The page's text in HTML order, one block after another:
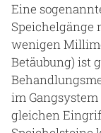
Eine
Speichelgänge
wenigen
Betäubung) ist
im
gleichen